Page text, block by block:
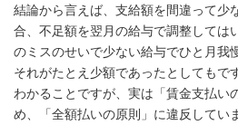
結論から言えば、支給額を間違って少
合、不足額を翌月の給与で調整しては
のミスのせいで少ない給与でひと月我
それがたとえ少額であったとしてもで
わかることですが、実は「賃金支払い
め、「全額払いの原則」に違反してい